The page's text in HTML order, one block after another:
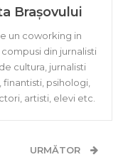
Brașovului
un coworking in
din jurnalisti
cultura, jurnalisti
psihologi,
artisti, elevi etc.
URMĂTOR